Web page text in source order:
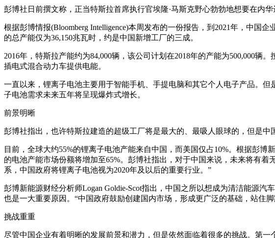
彭博社日前撰文称，正当特斯拉首席执行官埃隆·马斯克野心勃勃地想要在内
根据彭博情报(Bloomberg Intelligence)本周发布的一份报告，到2021年，中国
的总产能仅为36,150兆瓦时，约是中国新增工厂的三成。
2016年，特斯拉产能约为84,000辆，该公司计划在2018年的产能为500,000辆
插电式混合动力车提供电能。
一直以来，锂离子电池主要用于智能手机、手提电脑和其它个人电子产品。
子电池需求未来五年将呈现爆炸式增长。
前景明晰
彭博社指出，也许特斯拉建造的超级工厂将是最大的、最吸人眼球的，但是
目前，全球大约55%的锂离子电池产能来自中国，而美国仅占10%。根据彭博
的电池产能市场份额将增加至65%。彭博社指出，对于中国来说，未来将有
系，中国政府将锂离子电池视为2020年及以后的重要行业。”
彭博新能源财经分析师Logan Goldie-Scot指出，中国之所以想成为清洁能源
也是一大重要原因。“中国政府鼓励创建国内市场，形成更广泛的基础，站住
挑战重重
尽管中国企业有着明晰的发展前景和潜力，但是依然面临着很多的挑战。第